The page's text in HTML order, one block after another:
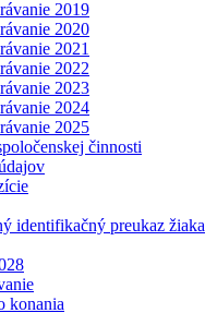
2019
2020
2021
2022
2023
2024
2025
činnosti
identifikačný preukaz žiaka
konania